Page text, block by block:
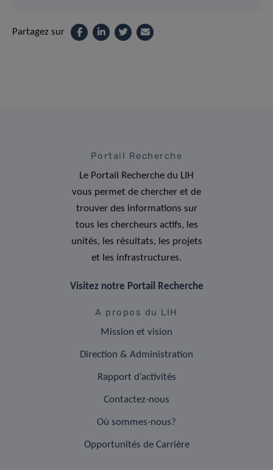
Partagez sur
Portail Recherche
Le Portail Recherche du LIH
vous permet de chercher et de
trouver des informations sur
tous les chercheurs actifs, les
unités, les résultats, les projets
et les infrastructures.
Visitez notre Portail Recherche
A propos du LIH
Mission et vision
Direction & Administration
Rapport d’activités
Contactez-nous
Où sommes-nous?
Opportunités de Carrière